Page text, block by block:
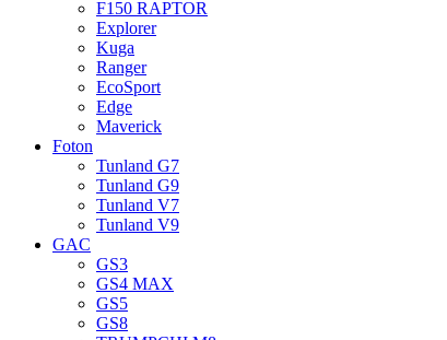
F150 RAPTOR
Explorer
Kuga
Ranger
EcoSport
Edge
Maverick
Foton
Tunland G7
Tunland G9
Tunland V7
Tunland V9
GAC
GS3
GS4 MAX
GS5
GS8